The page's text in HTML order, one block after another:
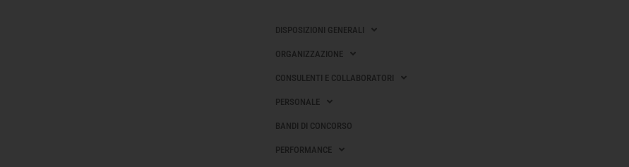
DISPOSIZIONI GENERALI
ORGANIZZAZIONE
CONSULENTI E COLLABORATORI
PERSONALE
BANDI DI CONCORSO
PERFORMANCE